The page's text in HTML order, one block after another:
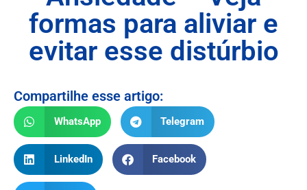
formas para aliviar e
evitar esse distúrbio
Compartilhe esse artigo:
WhatsApp Telegram
LinkedIn Facebook